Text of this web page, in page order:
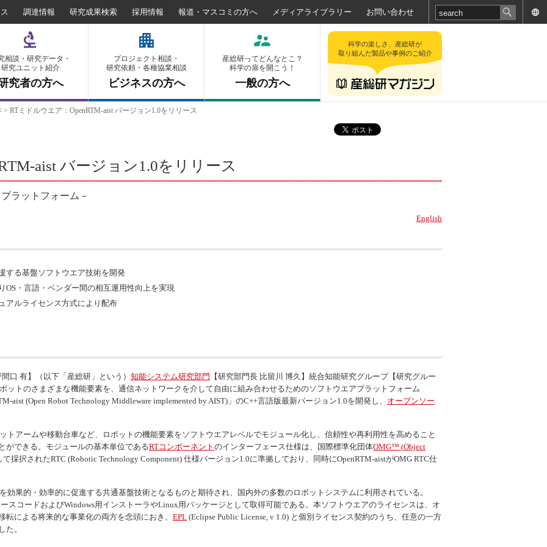
調達情報 研究成果検索 採用情報 報道・マスコミの方へ メディアライブラリー お問い合わせ
相談・研究データ・
研究ユニット紹介
究者の方へ
プロジェクト相談・
研究依頼・各種協業相談
ビジネスの方へ
産総研ってどんなとこ？
科学の扉を開こう！
一般の方へ
科学の楽しさ、産総研が
取り組んだ製品や事例のご紹介
> RTミドルウエア：OpenRTM-aist バージョン1.0をリリース
aist バージョン1.0をリリース
ラットフォーム－
English
する基盤ソフトウエア技術を開発
・言語・ベンダー間の相互運用性向上を実現
アルライセンス方式により配布
有】（以下「産総研」という） 知能システム研究部門 【研究部門長 比留川 博久】統合知能研究グループ【研究グルー
ットのさまざまな機能要素を、通信ネットワークを介して自由に組み合わせるためのソフトウエアプラットフォーム
aist (Open Robot Technology Middleware implemented by AIST)」のC++言語版最新バージョン1.0を開発し、 オープンソー
トアームや移動台車など、ロボットの機能要素をソフトウエアレベルでモジュール化し、信頼性や再利用性を高めること
ができる。モジュールの基本単位であるRTコンポーネント のインターフェース仕様は、国際標準化団体OMG™ (Object
採択されたRTC (Robotic Technology Component) 仕様バージョン1.0に準拠しており、同時にOpenRTM-aistがOMG RTC仕
効果的・効率的に促進する共通基盤技術となるものと期待され、国内外の多数のロボットシステムに利用されている。
スコードおよびWindows用インストーラやLinux用パッケージとして取得可能である。本ソフトウエアのライセンスは、オ
による将来的な事業化の両方を念頭におき、 EPL (Eclipse Public License , v 1.0) と個別ライセンス契約のうち、任意の一方
た。